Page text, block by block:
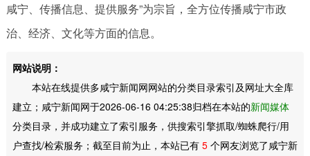
咸宁、传播信息、提供服务”为宗旨，全方位传播咸宁市政
治、经济、文化等方面的信息。
网站说明：
本站在线提供多咸宁新闻网网站的分类目录索引及网址大全库
建立；咸宁新闻网于2026-06-16 04:25:38归档在本站的新闻媒体
分类目录，并成功建立了索引服务，供搜索引擎抓取/蜘蛛爬行/用
户查找/检索服务；截至目前为止，本站已有 5个网友浏览了咸宁新